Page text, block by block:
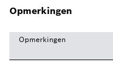
Opmerkingen
Opmerkingen